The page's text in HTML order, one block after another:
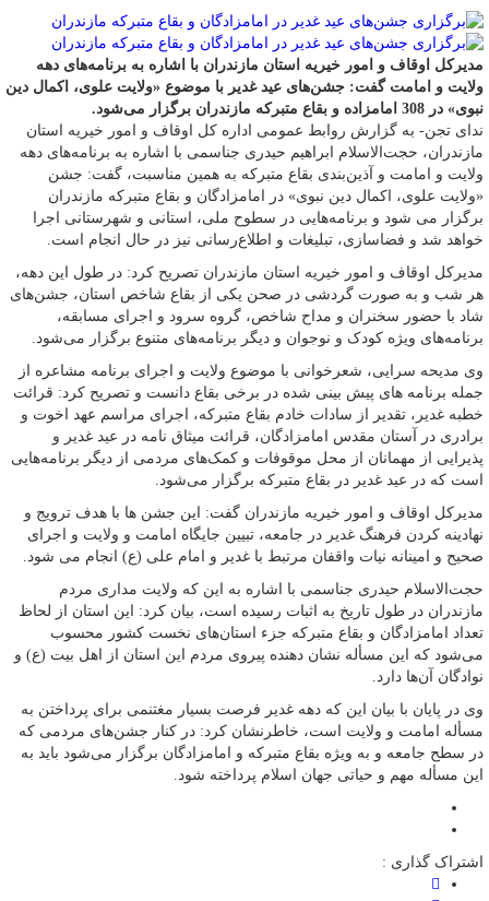
مدیرکل اوقاف و امور خیریه استان مازندران با اشاره به برنامه‌های دهه
ولایت و امامت گفت: جشن‌های عید غدیر با موضوع «ولایت علوی، اکمال دین
نبوی» در 308 امامزاده و بقاع متبرکه مازندران برگزار می‌شود.
ندای تجن- به گزارش روابط عمومی اداره کل اوقاف و امور خیریه استان
مازندران، حجت‌الاسلام ابراهیم حیدری جناسمی با اشاره به برنامه‌های دهه
ولایت و امامت و آذین‌بندی بقاع متبرکه به همین مناسبت، گفت: جشن
«ولایت علوی، اکمال دین نبوی» در امامزادگان و بقاع متبرکه مازندران
برگزار می شود و برنامه‌هایی در سطوح ملی، استانی و شهرستانی اجرا
خواهد شد و فضاسازی، تبلیغات و اطلاع‌رسانی نیز در حال انجام است.
مدیرکل اوقاف و امور خیریه استان مازندران تصریح کرد: در طول این دهه،
هر شب و به صورت گردشی در صحن یکی از بقاع شاخص استان، جشن‌های
شاد با حضور سخنران و مداح شاخص، گروه سرود و اجرای مسابقه،
برنامه‌های ویژه کودک و نوجوان و دیگر برنامه‌های متنوع برگزار می‌شود.
وی مدیحه سرایی، شعرخوانی با موضوع ولایت و اجرای برنامه مشاعره از
جمله برنامه های پیش بینی شده در برخی بقاع دانست و تصریح کرد: قرائت
خطبه غدیر، تقدیر از سادات خادم بقاع متبرکه، اجرای مراسم عهد اخوت و
برادری در آستان مقدس امامزادگان، قرائت میثاق نامه در عید غدیر و
پذیرایی از مهمانان از محل موقوفات و کمک‌های مردمی از دیگر برنامه‌هایی
است که در عید غدیر در بقاع متبرکه برگزار می‌شود.
مدیرکل اوقاف و امور خیریه مازندران گفت: این جشن ها با هدف ترویج و
نهادینه کردن فرهنگ غدیر در جامعه، تبیین جایگاه امامت و ولایت و اجرای
صحیح و امینانه نیات واقفان مرتبط با غدیر و امام علی (ع) انجام می شود.
حجت‌الاسلام حیدری جناسمی با اشاره به این که ولایت مداری مردم
مازندران در طول تاریخ به اثبات رسیده است، بیان کرد: این استان از لحاظ
تعداد امامزادگان و بقاع متبرکه جزء استان‌های نخست کشور محسوب
می‌شود که این مسأله نشان دهنده پیروی مردم این استان از اهل بیت (ع) و
نوادگان آن‌ها دارد.
وی در پایان با بیان این که دهه غدیر فرصت بسیار مغتنمی برای پرداختن به
مسأله امامت و ولایت است، خاطرنشان کرد: در کنار جشن‌های مردمی که
در سطح جامعه و به ویژه بقاع متبرکه و امامزادگان برگزار می‌شود باید به
این مسأله مهم و حیاتی جهان اسلام پرداخته شود.
اشتراک گذاری :